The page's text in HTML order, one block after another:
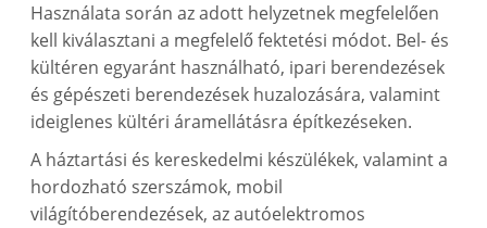
Használata során az adott helyzetnek megfelelően
kell kiválasztani a megfelelő fektetési módot. Bel- és
kültéren egyaránt használható, ipari berendezések
és gépészeti berendezések huzalozására, valamint
ideiglenes kültéri áramellátásra építkezéseken.
A háztartási és kereskedelmi készülékek, valamint a
hordozható szerszámok, mobil
világítóberendezések, az autóelektromos